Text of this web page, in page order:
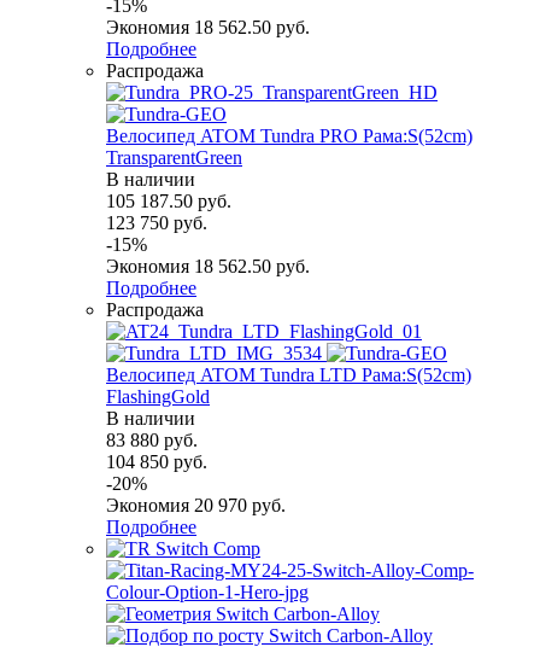
-15%
Экономия 18 562.50 руб.
Подробнее
Распродажа
Велосипед ATOM Tundra PRO Рама:S(52cm)
TransparentGreen
В наличии
105 187.50 руб.
123 750 руб.
-15%
Экономия 18 562.50 руб.
Подробнее
Распродажа
Велосипед ATOM Tundra LTD Рама:S(52cm)
FlashingGold
В наличии
83 880 руб.
104 850 руб.
-20%
Экономия 20 970 руб.
Подробнее